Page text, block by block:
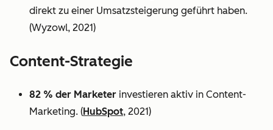
direkt zu einer Umsatzsteigerung geführt haben.
(Wyzowl, 2021)
Content-Strategie
82 % der Marketer investieren aktiv in Content-
Marketing. (HubSpot, 2021)